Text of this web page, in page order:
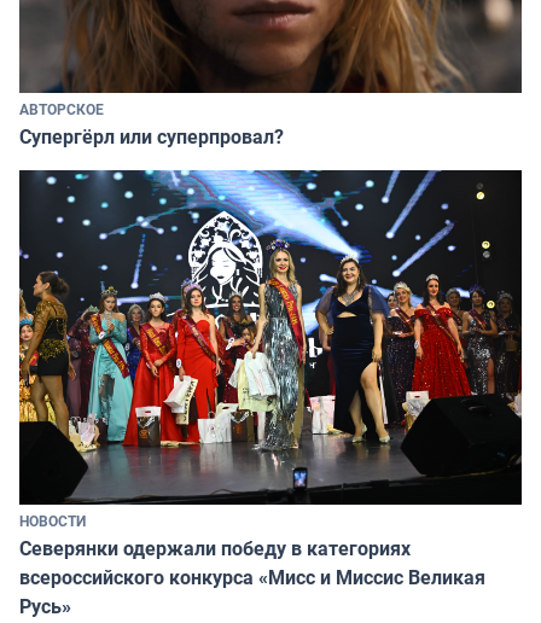
АВТОРСКОЕ
Супергёрл или суперпровал?
НОВОСТИ
Северянки одержали победу в категориях
всероссийского конкурса «Мисс и Миссис Великая
Русь»